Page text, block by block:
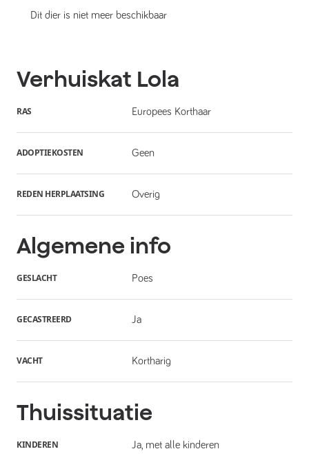
Dit dier is niet meer beschikbaar
Verhuiskat Lola
RAS Europees Korthaar
ADOPTIEKOSTEN Geen
REDEN HERPLAATSING Overig
Algemene info
GESLACHT Poes
GECASTREERD Ja
VACHT Kortharig
Thuissituatie
KINDEREN Ja, met alle kinderen